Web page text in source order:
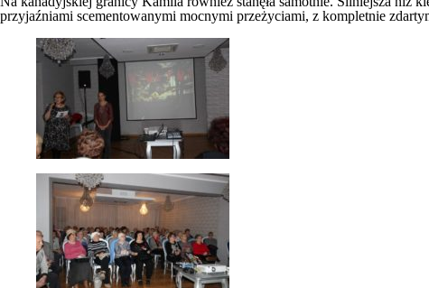
przyjaźniami scementowanymi mocnymi przeżyciami, z kompletnie